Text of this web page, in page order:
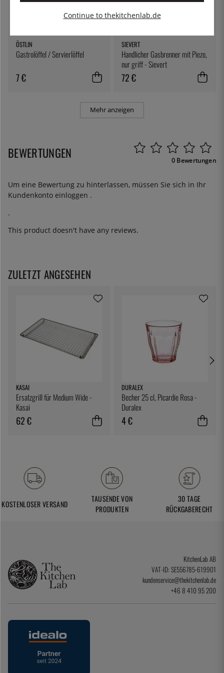
ÖSTLIN
Gastrolöffel / Servierlöffel
7 €
SIEVERT
Handlicher Gasbrenner mit Piezo,
nur griff - Sievert
72 €
Mehr anzeigen
BEWERTUNGEN 0 Bewertungen
Um eine Bewertung zu hinterlassen, müssen Sie sich in Ihr
Kundenkonto einloggen .
.
This product doesn't have any reviews.
ZULETZT ANGESEHEN
KASAI
Ersatzgrill für Medium Wide -
Kasai
62 €
DURALEX
Becher 25 cl, Picardie Rosa -
Duralex
4 €
KOSTENLOSER VERSAND
TAUSENDE VON
PRODUKTEN
30 TAGE
RÜCKGABERECHT
KitchenLab AB
VAT-ID: SE556785-619901
kundenservice@thekitchenlab.de
+46 8 410 95 200
Continue to thekitchenlab.de